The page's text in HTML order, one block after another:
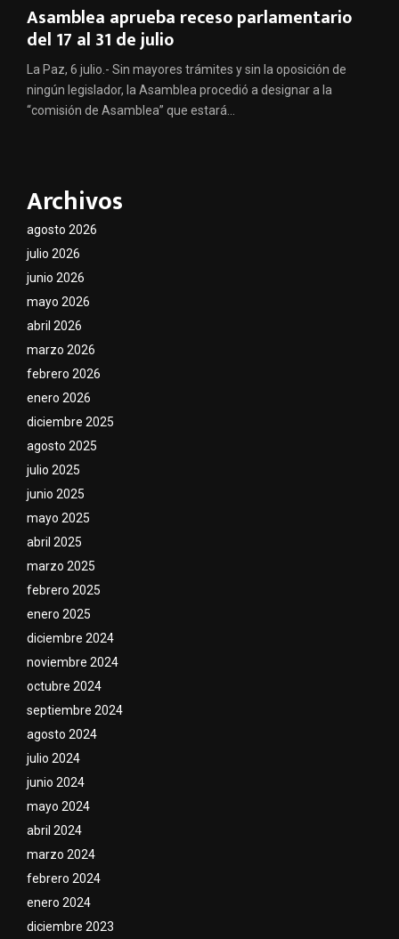
Asamblea aprueba receso parlamentario
del 17 al 31 de julio
La Paz, 6 julio.- Sin mayores trámites y sin la oposición de
ningún legislador, la Asamblea procedió a designar a la
“comisión de Asamblea” que estará...
Archivos
agosto 2026
julio 2026
junio 2026
mayo 2026
abril 2026
marzo 2026
febrero 2026
enero 2026
diciembre 2025
agosto 2025
julio 2025
junio 2025
mayo 2025
abril 2025
marzo 2025
febrero 2025
enero 2025
diciembre 2024
noviembre 2024
octubre 2024
septiembre 2024
agosto 2024
julio 2024
junio 2024
mayo 2024
abril 2024
marzo 2024
febrero 2024
enero 2024
diciembre 2023